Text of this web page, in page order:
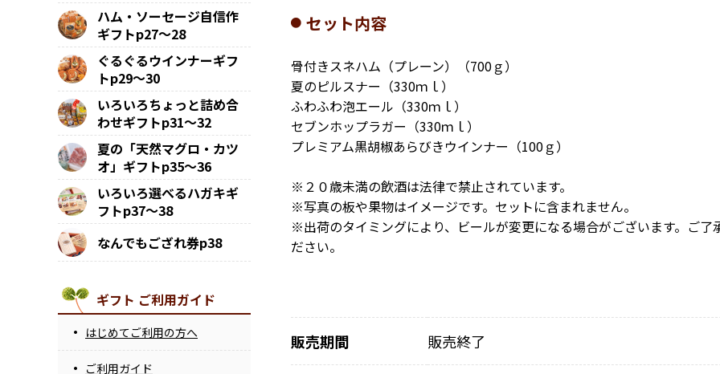
セット内容
骨付きスネハム（プレーン）（700ｇ）
夏のピルスナー（330ｍｌ）
ふわふわ泡エール（330ｍｌ）
セブンホップラガー（330ｍｌ）
プレミアム黒胡椒あらびきウインナー（100ｇ）
※２０歳未満の飲酒は法律で禁止されています。
※写真の板や果物はイメージです。セットに含まれません。
※出荷のタイミングにより、ビールが変更になる場合がございます。ご了
ださい。
販売期間 販売終了
ハム・ソーセージ自信作
ギフトp27～28
ぐるぐるウインナーギフ
トp29～30
いろいろちょっと詰め合
わせギフトp31～32
夏の「天然マグロ・カツ
オ」ギフトp35～36
いろいろ選べるハガキギ
フトp37～38
なんでもござれ券p38
ギフト ご利用ガイド
はじめてご利用の方へ
ご利用ガイド